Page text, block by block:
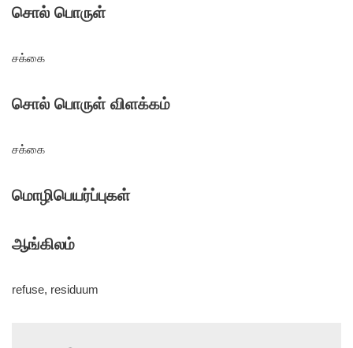
சொல் பொருள்
சக்கை
சொல் பொருள் விளக்கம்
சக்கை
மொழிபெயர்ப்புகள்
ஆங்கிலம்
refuse, residuum